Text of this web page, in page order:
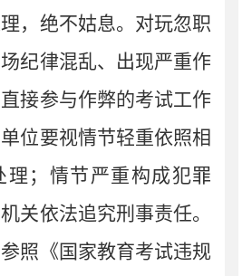
，绝不姑息。对玩忽职
纪律混乱、出现严重作
接参与作弊的考试工作
位要视情节轻重依照相
理；情节严重构成犯罪
关依法追究刑事责任。
照《国家教育考试违规